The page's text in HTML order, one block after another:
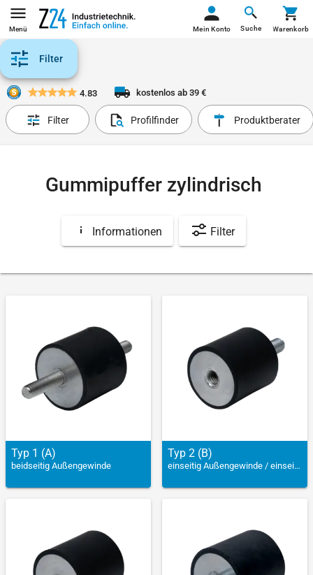
Menü Suche
Mein Konto Warenkorb
Filter
4.83 kostenlos ab 39 €
Filter Profilfinder Produktberater
Gummipuffer zylindrisch
Informationen Filter
Typ 1 (A)
beidseitig Außengewinde
Typ 2 (B)
einseitig Außengewinde / einseitig Innengewinde